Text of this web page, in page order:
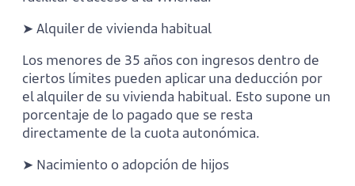
➤ Alquiler de vivienda habitual
Los menores de 35 años con ingresos dentro de
ciertos límites pueden aplicar una deducción por
el alquiler de su vivienda habitual. Esto supone un
porcentaje de lo pagado que se resta
directamente de la cuota autonómica.
➤ Nacimiento o adopción de hijos